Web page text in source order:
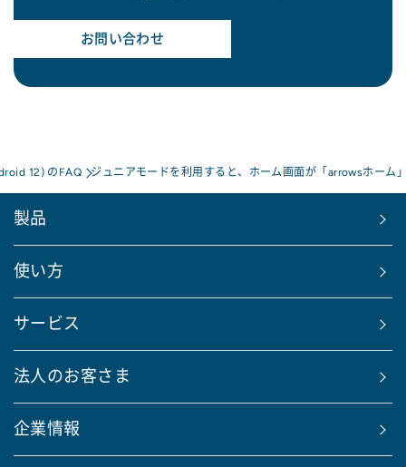
お問い合わせ
12) のFAQ ジュニアモードを利用すると、ホーム画面が「arrowsホーム
製品
使い方
サービス
法人のお客さま
企業情報